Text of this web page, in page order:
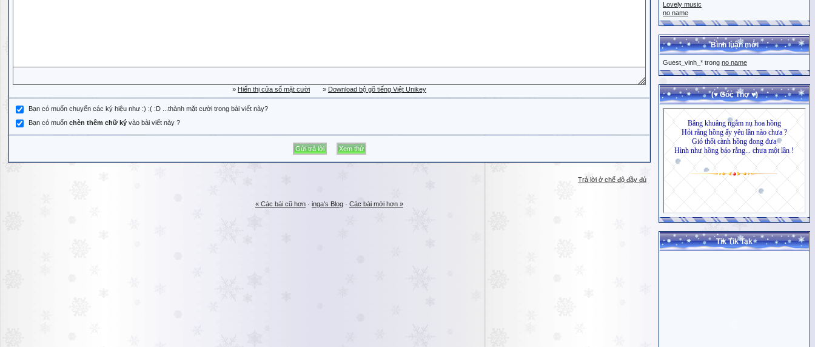
» Hiển thị cửa sổ mặt cười » Download bộ gõ tiếng Việt Unikey
Bạn có muốn chuyển các ký hiệu như :) :( :D ...thành mặt cười trong bài viết này?
Bạn có muốn chèn thêm chữ ký vào bài viết này ?
Trả lời ở chế độ đầy đủ
« Các bài cũ hơn · inga's Blog · Các bài mới hơn »
Lovely music
no name
Bình luận mới
Guest_vinh_* trong no name
(♥ Góc Thơ ♥)
Tik Tik Tak